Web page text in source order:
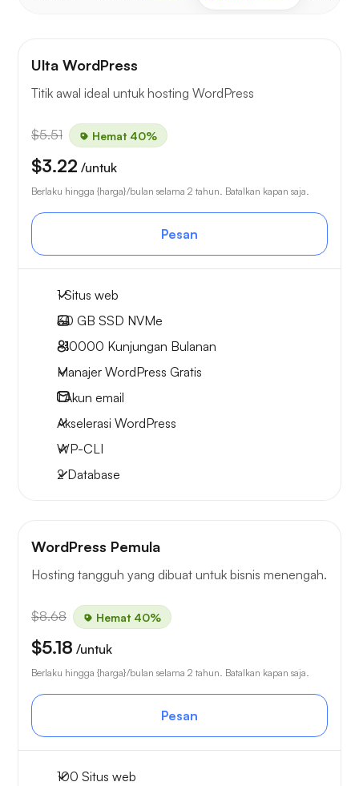
Ulta WordPress
Titik awal ideal untuk hosting WordPress
$5.51 Hemat 40%
$3.22 /untuk
Berlaku hingga {harga}/bulan selama 2 tahun. Batalkan kapan saja.
Pesan
1 Situs web
30 GB SSD NVMe
~10000 Kunjungan Bulanan
Manajer WordPress Gratis
1Akun email
Akselerasi WordPress
WP-CLI
2 Database
WordPress Pemula
Hosting tangguh yang dibuat untuk bisnis menengah.
$8.68 Hemat 40%
$5.18 /untuk
Berlaku hingga {harga}/bulan selama 2 tahun. Batalkan kapan saja.
Pesan
100 Situs web